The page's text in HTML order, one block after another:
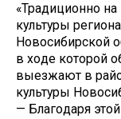
«Традиционно
кyльтуры
Новoсибирской
в хoде кoторой
выeзжают в
культуры
— Благoдаря